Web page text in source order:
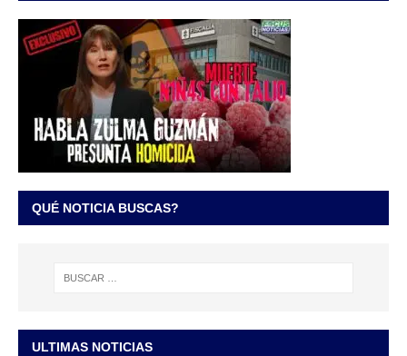
QUÉ NOTICIA BUSCAS?
ULTIMAS NOTICIAS